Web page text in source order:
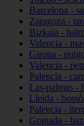
Barcelona -
Zaragoza -
Bizkaia -
Valencia -
Girona -
Valencia -
Palencia -
Las-palmas -
Lleida -
Palencia -
Granada -